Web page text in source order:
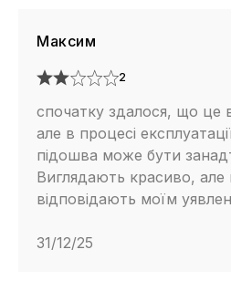
Максим
2
спочатку здалося, що це
але в процесі
підошва може бути
Виглядають красиво, але
відповідають моїм
31/12/25